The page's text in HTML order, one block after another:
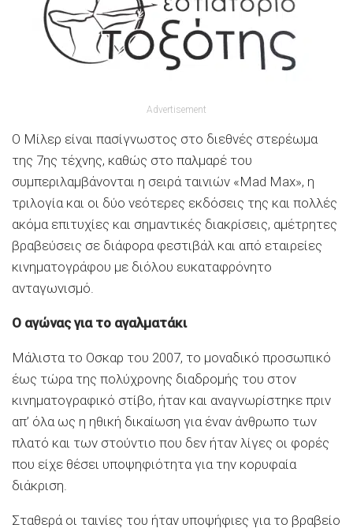
Advertisement
Ο Μίλερ είναι πασίγνωστος στο διεθνές στερέωμα
της 7ης τέχνης, καθώς στο παλμαρέ του
συμπεριλαμβάνονται η σειρά ταινιών «Mad Max», η
τριλογία και οι δύο νεότερες εκδόσεις της και πολλές
ακόμα επιτυχίες και σημαντικές διακρίσεις, αμέτρητες
βραβεύσεις σε διάφορα φεστιβάλ και από εταιρείες
κινηματογράφου με διόλου ευκαταφρόνητο
ανταγωνισμό.
Ο αγώνας για το αγαλματάκι
Μάλιστα το Οσκαρ του 2007, το μοναδικό προσωπικό
έως τώρα της πολύχρονης διαδρομής του στον
κινηματογραφικό στίβο, ήταν και αναγνωρίστηκε πριν
απ’ όλα ως η ηθική δικαίωση για έναν άνθρωπο των
πλατό και των στούντιο που δεν ήταν λίγες οι φορές
που είχε θέσει υποψηφιότητα για την κορυφαία
διάκριση.
Σταθερά οι ταινίες του ήταν υποψήφιες για το βραβείο